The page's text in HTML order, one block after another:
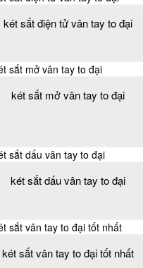
két sắt điện tử vân tay to đại
két sắt mở vân tay to đại
két sắt dấu vân tay to đại
két sắt vân tay to đại tốt nhất